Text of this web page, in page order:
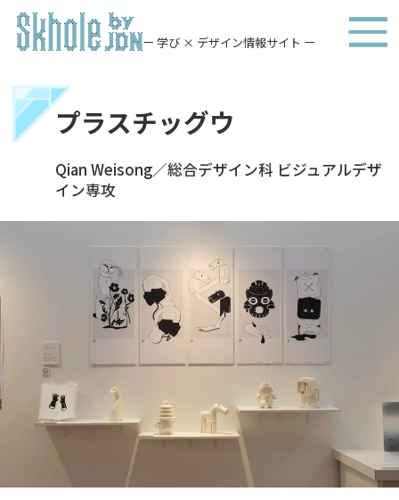
ー 学び × デザイン情報サイト ー
プラスチッグウ
Qian Weisong／総合デザイン科 ビジュアルデザ
イン専攻